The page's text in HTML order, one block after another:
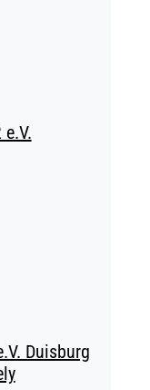
Duisburg